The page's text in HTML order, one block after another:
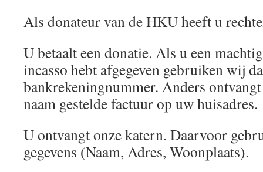
Als donateur van de HKU heeft u
U betaalt een donatie. Als u een
incasso hebt afgegeven gebruiken wij
bankrekeningnummer. Anders
naam gestelde factuur op uw huisadres.
U ontvangt onze katern. Daarvoor
gegevens (Naam, Adres, Woonplaats).